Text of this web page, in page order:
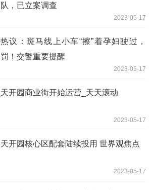
队，已立案调查
2023-05-17
热议：斑马线上小车“擦”着孕妇驶过，
罚！交警重要提醒
2023-05-17
天开园商业街开始运营_天天滚动
2023-05-17
天开园核心区配套陆续投用 世界观焦点
2023-05-17